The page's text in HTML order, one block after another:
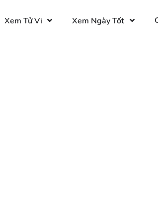
Xem Tử Vi Xem Ngày Tốt